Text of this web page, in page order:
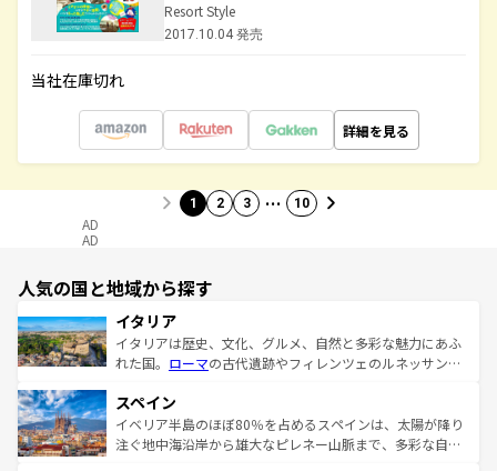
Resort Style
2017.10.04 発売
当社在庫切れ
詳細を見る
1 2 3 … 10
AD
AD
人気の国と地域から探す
イタリア
イタリアは歴史、文化、グルメ、自然と多彩な魅力にあふ
れた国。 ローマの古代遺跡やフィレンツェのルネッサンス
ろん、トスカーナの美しい田園風景やアマルフィ海岸の絶
景など、自然景観も見逃せない。観光の合間には、本場の
ピザやパスタなど、絶品のイタリア料理を堪能することも
スペイン
イベリア半島のほぼ80％を占めるスペインは、太陽が降り
注ぐ地中海沿岸から雄大なピレネー山脈まで、多彩な自然